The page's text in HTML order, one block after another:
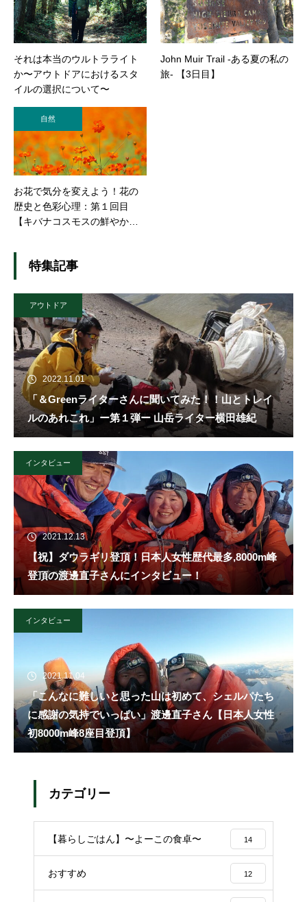
それは本当のウルトラライト
か〜アウトドアにおけるスタ
イルの選択について〜
John Muir Trail -ある夏の私の
旅- 【3日目】
自然
お花で気分を変えよう！花の
歴史と色彩心理：第１回目
【キバナコスモスの鮮やかな
特集記事
アウトドア
2022.11.01
「＆Greenライターさんに聞いてみた！！山とトレイ
ルのあれこれ」ー第１弾ー 山岳ライター横田雄紀
インタビュー
2021.12.13
【祝】ダウラギリ登頂！日本人女性歴代最多,8000m峰
登頂の渡邊直子さんにインタビュー！
インタビュー
2021.11.04
「こんなに難しいと思った山は初めて、シェルパたち
に感謝の気持でいっぱい」渡邊直子さん【日本人女性
初8000m峰8座目登頂】
カテゴリー
【暮らしごはん】〜よーこの食卓〜 14
おすすめ 12